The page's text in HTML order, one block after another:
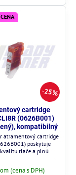
25%
cartridge
(0626B001)
kompatibilný
atramentový cartridge
poskytuje
tlače a plnú
(cena s DPH)